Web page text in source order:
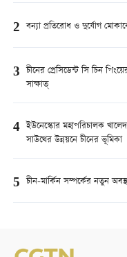
2 বন্যা প্রতিরোধ ও দুর্যোগ
3 চীনের প্রেসিডেন্ট সি চিন
সাক্ষাত্
4 ইউনেস্কোর মহাপরিচালক
সাউথের উন্নয়নে চীনের ভূমিকা
5 চীন-মার্কিন সম্পর্কের নতুন